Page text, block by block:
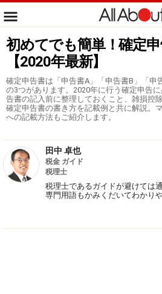
初めてでも簡単！確定
【2020年最新】
確定申告書は「申告書A」「申告書B」「申
の3つがあります。2020年に行う確定申告
告書の記入前に整理しておくこと、雑損控
確定申告書の書き方を記載例と共に解説。
への記載方法もご紹介します。
田中 卓也
税金 ガイド
税理士
税理士であるガイドが避けては
専門用語もかみくだいてわかりや